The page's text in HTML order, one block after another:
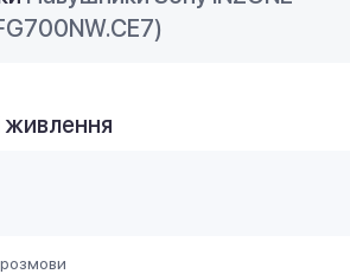
живлення